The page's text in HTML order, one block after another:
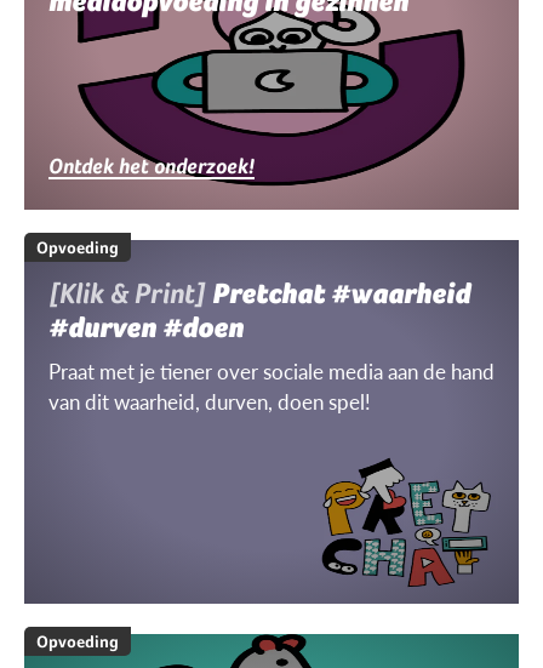
Ontdek het onderzoek!
Opvoeding
[Klik & Print] Pretchat #waarheid
#durven #doen
Praat met je tiener over sociale media aan de hand
van dit waarheid, durven, doen spel!
Opvoeding